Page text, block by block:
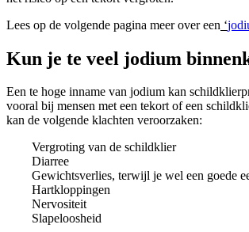
Lees op de volgende pagina meer over een ‘
Kun je te veel jodium
Een te hoge inname van jodium kan
vooral bij mensen met een tekort of een
kan de volgende klachten veroorzaken:
Vergroting van de schildklier
Diarree
Gewichtsverlies, terwijl je wel een goede
Hartkloppingen
Nervositeit
Slapeloosheid